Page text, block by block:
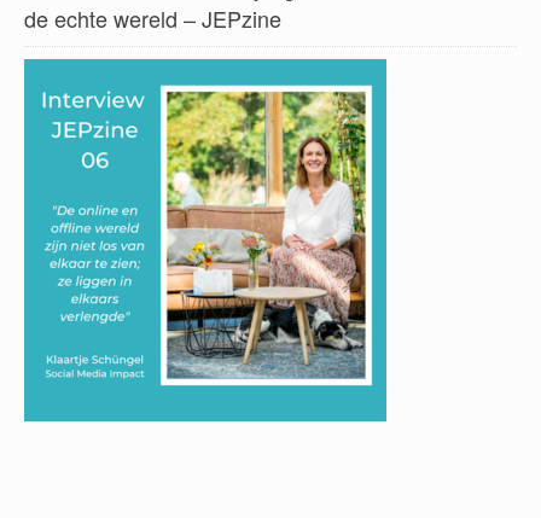
de echte wereld – JEPzine